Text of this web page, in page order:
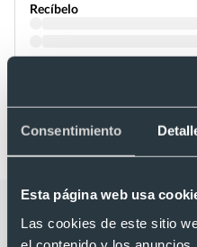
Consentimiento
Esta página web usa
Las cookies de este sitio
Recíbelo
Categorías
con tinta de 4